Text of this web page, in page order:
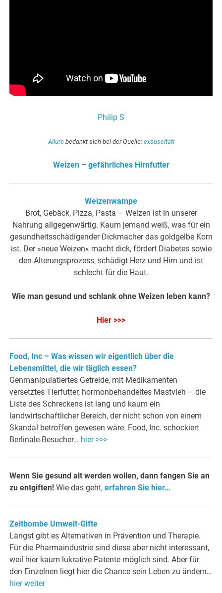
Philip S
Allurebedankt sich bei der Quelle: exsuscitati
Weizen – gefährliches Hirnfutter
Weizenwampe
Brot, Gebäck, Pizza, Pasta – Weizen ist in unserer
Nahrung allgegenwärtig. Kaum jemand weiß, was für ein
gesundheitsschädigender Dickmacher das goldgelbe Korn
ist. Der »neue Weizen« macht dick, fördert Diabetes sowie
den Alterungsprozess, schädigt Herz und Hirn und ist
schlecht für die Haut.
Wie man gesund und schlank ohne Weizen leben kann?
Hier >>>
Food, Inc – Was wissen wir eigentlich über die
Lebensmittel, die wir täglich essen?
Genmanipulatiertes Getreide, mit Medikamenten
versetztes Tierfutter, hormonbehandeltes Mastvieh – die
Liste des Schreckens ist lang und kaum ein
landwirtschaftlicher Bereich, der nicht schon von einem
Skandal betroffen gewesen wäre. Food, Inc. schockiert
Berlinale-Besucher… hier >>>
Wenn Sie gesund alt werden wollen, dann fangen Sie an
zu entgiften!Wie das geht,erfahren Sie hier…
Zeitbombe Umwelt-Gifte
Längst gibt es Alternativen in Prävention und Therapie.
Für die Pharmaindustrie sind diese aber nicht interessant,
weil hier kaum lukrative Patente möglich sind. Aber für
den Einzelnen liegt hier die Chance sein Leben zu ändern…
hier weiter